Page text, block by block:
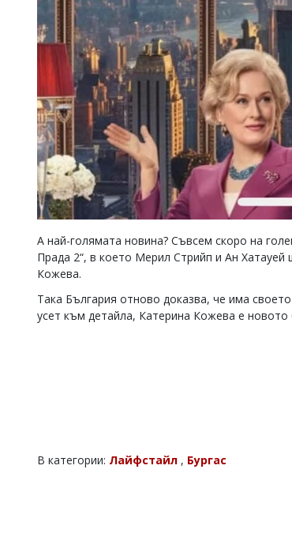
А най-голямата новина? Съвсем скоро на
Прада 2“, в което Мерил Стрийп и Ан Хатауей
Кожева.
Така България отново доказва, че има
усет към детайла, Катерина Кожева е
В категории: Лайфстайл , Бургас